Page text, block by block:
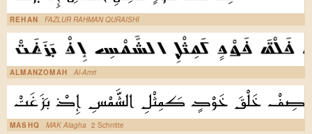
REHAN FAZLUR RAHMAN QURAISHI
ALMANZOMAH Al-Amri
MASHQ MAK Alagha 2 Schnitte